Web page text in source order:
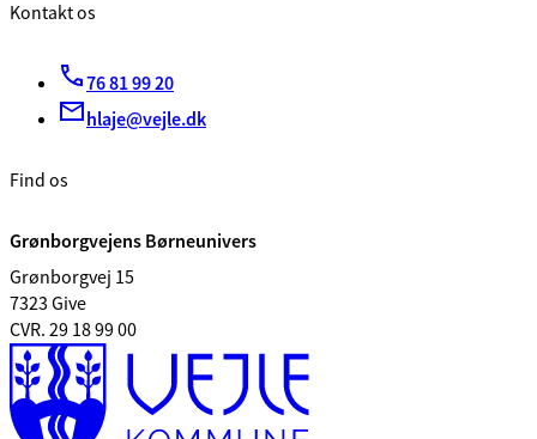
Kontakt os
76 81 99 20
hlaje@vejle.dk
Find os
Grønborgvejens Børneunivers
Grønborgvej 15
7323 Give
CVR. 29 18 99 00